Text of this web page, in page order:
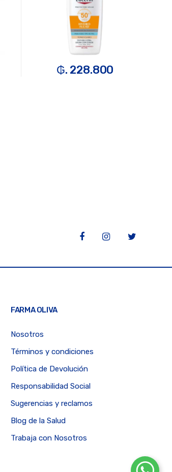
₲. 228.800
FARMA OLIVA
Nosotros
Términos y condiciones
Política de Devolución
Responsabilidad Social
Sugerencias y reclamos
Blog de la Salud
Trabaja con Nosotros